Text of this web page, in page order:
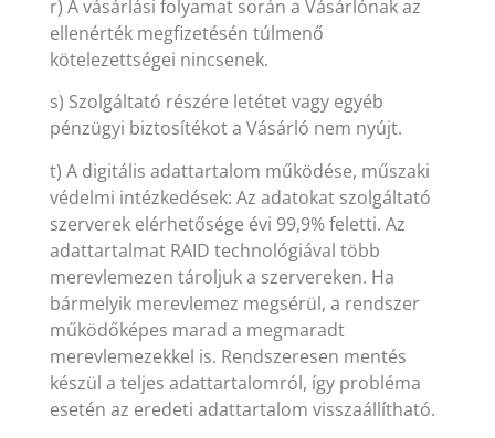
r) A vásárlási folyamat során a Vásárlónak az
ellenérték megfizetésén túlmenő
kötelezettségei nincsenek.
s) Szolgáltató részére letétet vagy egyéb
pénzügyi biztosítékot a Vásárló nem nyújt.
t) A digitális adattartalom működése, műszaki
védelmi intézkedések: Az adatokat szolgáltató
szerverek elérhetősége évi 99,9% feletti. Az
adattartalmat RAID technológiával több
merevlemezen tároljuk a szervereken. Ha
bármelyik merevlemez megsérül, a rendszer
működőképes marad a megmaradt
merevlemezekkel is. Rendszeresen mentés
készül a teljes adattartalomról, így probléma
esetén az eredeti adattartalom visszaállítható.